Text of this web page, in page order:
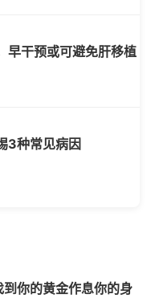
早干预或可避免肝移植
3种常见病因
你的黄金作息你的身